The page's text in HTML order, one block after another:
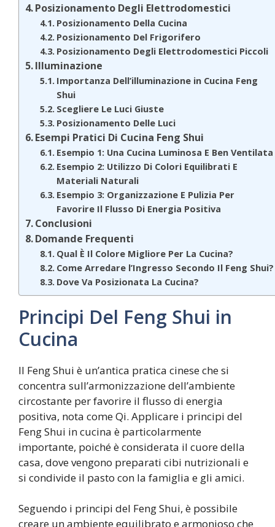
Posizionamento Degli Elettrodomestici
Posizionamento Della Cucina
Posizionamento Del Frigorifero
Posizionamento Degli Elettrodomestici Piccoli
Illuminazione
Importanza Dell’illuminazione in Cucina Feng
Shui
Scegliere Le Luci Giuste
Posizionamento Delle Luci
Esempi Pratici Di Cucina Feng Shui
Esempio 1: Una Cucina Luminosa E Ben Ventilata
Esempio 2: Utilizzo Di Colori Equilibrati E
Materiali Naturali
Esempio 3: Organizzazione E Pulizia Per
Favorire Il Flusso Di Energia Positiva
Conclusioni
Domande Frequenti
Qual È Il Colore Migliore Per La Cucina?
Come Arredare l’Ingresso Secondo Il Feng Shui?
Dove Va Posizionata La Cucina?
Principi Del Feng Shui in
Cucina
Il Feng Shui è un’antica pratica cinese che si
concentra sull’armonizzazione dell’ambiente
circostante per favorire il flusso di energia
positiva, nota come Qi. Applicare i principi del
Feng Shui in cucina è particolarmente
importante, poiché è considerata il cuore della
casa, dove vengono preparati cibi nutrizionali e
si condivide il pasto con la famiglia e gli amici.
Seguendo i principi del Feng Shui, è possibile
creare un ambiente equilibrato e armonioso che